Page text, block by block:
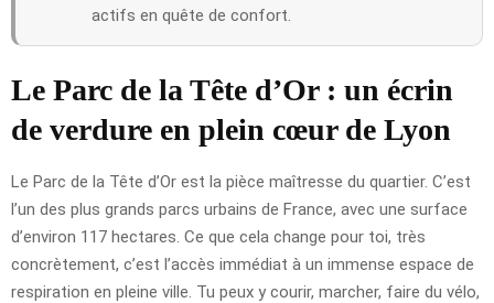
actifs en quête de confort.
Le Parc de la Tête d’Or : un écrin
de verdure en plein cœur de Lyon
Le Parc de la Tête d’Or est la pièce maîtresse du quartier. C’est
l’un des plus grands parcs urbains de France, avec une surface
d’environ 117 hectares. Ce que cela change pour toi, très
concrètement, c’est l’accès immédiat à un immense espace de
respiration en pleine ville. Tu peux y courir, marcher, faire du vélo,